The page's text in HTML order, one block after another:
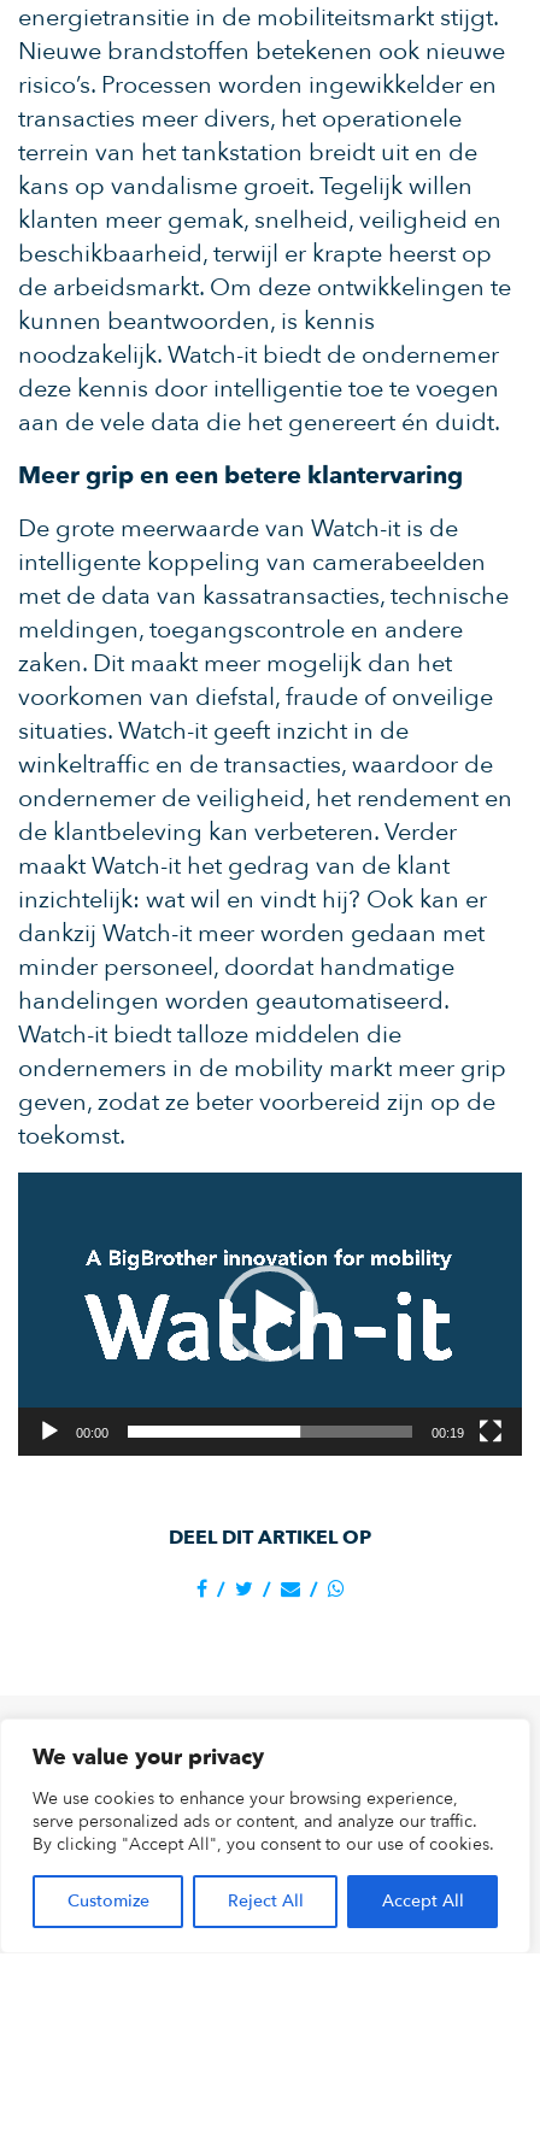
We value your privacy
We use cookies to enhance your browsing experience,
serve personalized ads or content, and analyze our traffic.
By clicking "Accept All", you consent to our use of cookies.
Customize Reject All Accept All
energietransitie in de mobiliteitsmarkt stijgt.
Nieuwe brandstoffen betekenen ook nieuwe
risico’s. Processen worden ingewikkelder en
transacties meer divers, het operationele
terrein van het tankstation breidt uit en de
kans op vandalisme groeit. Tegelijk willen
klanten meer gemak, snelheid, veiligheid en
beschikbaarheid, terwijl er krapte heerst op
de arbeidsmarkt. Om deze ontwikkelingen te
kunnen beantwoorden, is kennis
noodzakelijk. Watch-it biedt de ondernemer
deze kennis door intelligentie toe te voegen
aan de vele data die het genereert én duidt.
Meer grip en een betere klantervaring
De grote meerwaarde van Watch-it is de
intelligente koppeling van camerabeelden
met de data van kassatransacties, technische
meldingen, toegangscontrole en andere
zaken. Dit maakt meer mogelijk dan het
voorkomen van diefstal, fraude of onveilige
situaties. Watch-it geeft inzicht in de
winkeltraffic en de transacties, waardoor de
ondernemer de veiligheid, het rendement en
de klantbeleving kan verbeteren. Verder
maakt Watch-it het gedrag van de klant
inzichtelijk: wat wil en vindt hij? Ook kan er
dankzij Watch-it meer worden gedaan met
minder personeel, doordat handmatige
handelingen worden geautomatiseerd.
Watch-it biedt talloze middelen die
ondernemers in de mobility markt meer grip
geven, zodat ze beter voorbereid zijn op de
toekomst.
Videospeler
00:00 00:19
DEEL DIT ARTIKEL OP